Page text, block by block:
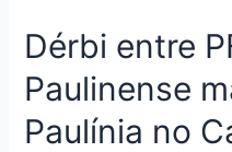
Dérbi entre
Paulinense
Paulínia no